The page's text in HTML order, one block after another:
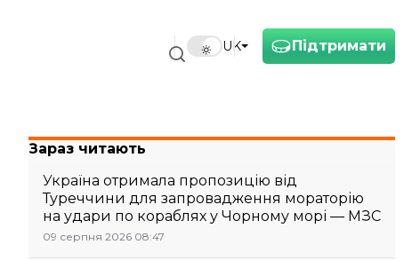
Підтримати
UK
Зараз читають
Україна отримала пропозицію від
Туреччини для запровадження мораторію
на удари по кораблях у Чорному морі — МЗС
09 серпня 2026 08:47